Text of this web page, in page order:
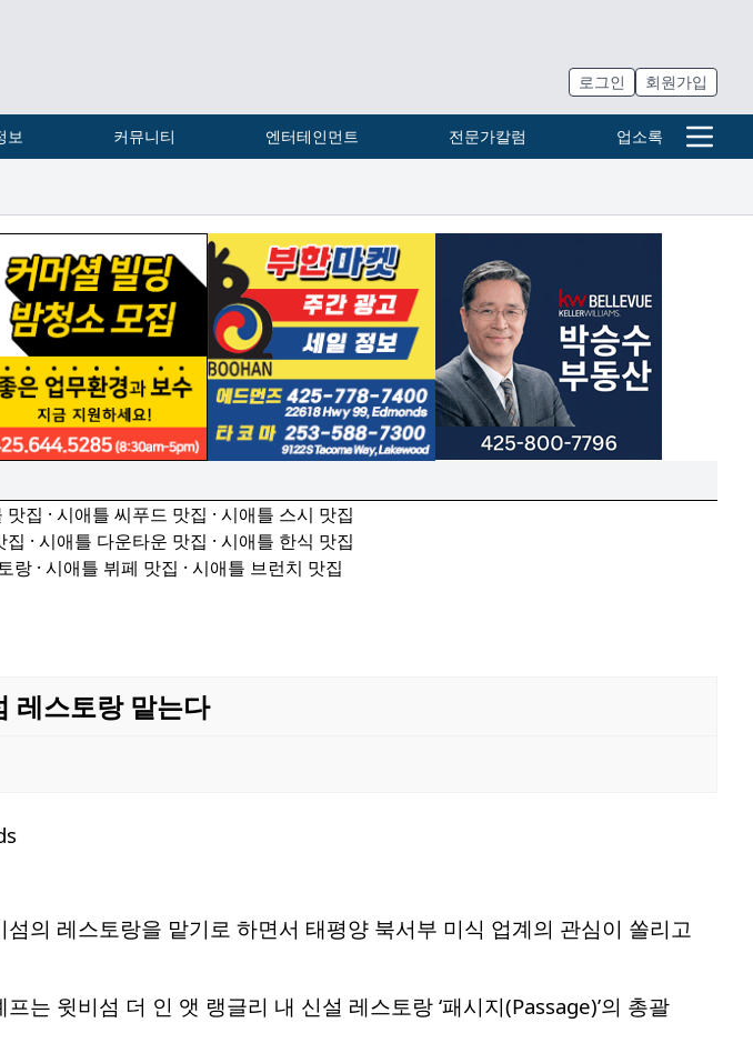
로그인 회원가입
보 커뮤니티 엔터테인먼트 전문가칼럼 업소록
집 · 시애틀 씨푸드 맛집 · 시애틀 스시 맛집
· 시애틀 다운타운 맛집 · 시애틀 한식 맛집
랑 · 시애틀 뷔페 맛집 · 시애틀 브런치 맛집
레스토랑 맡는다
의 레스토랑을 맡기로 하면서 태평양 북서부 미식 업계의 관심이 쏠리고
는 윗비섬 더 인 앳 랭글리 내 신설 레스토랑 ‘패시지(Passage)’의 총괄